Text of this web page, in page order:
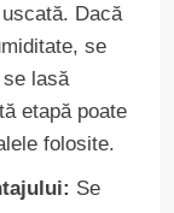
Dacă
se
lasă
etapă poate
folosite.
Se